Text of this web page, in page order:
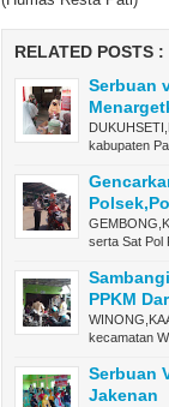
RELATED POSTS :
Serbuan
kabupaten
serta Sat Pol
PPKM
kecamatan
Serbuan
Jakenan